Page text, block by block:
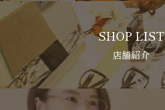
SHOP LIST
店舗紹介